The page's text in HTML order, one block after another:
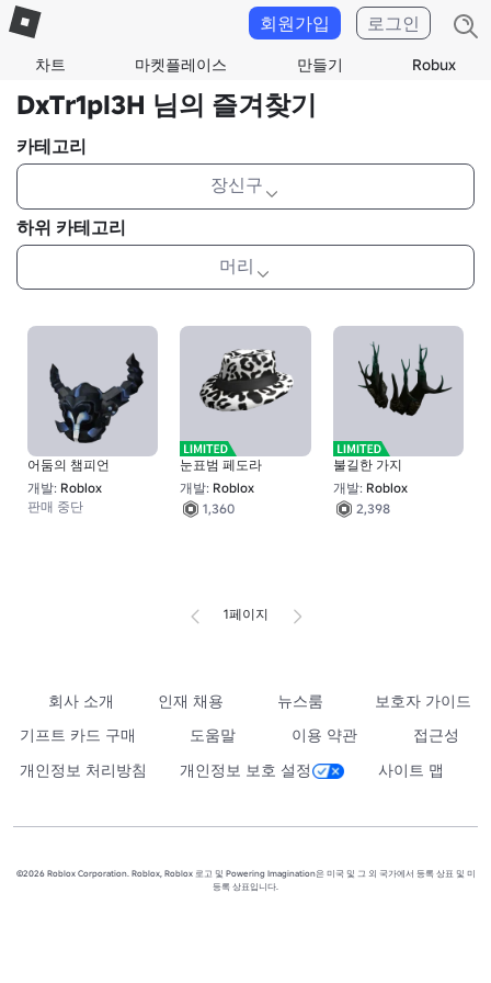
차트 마켓플레이스 만들기 Robux
회원가입 로그인
DxTr1pl3H 님의 즐겨찾기
카테고리
장신구
하위 카테고리
머리
어둠의 챔피언
개발: Roblox
판매 중단
눈표범 페도라
개발: Roblox
1,360
불길한 가지
개발: Roblox
2,398
1페이지
회사 소개 인재 채용 뉴스룸
보호자 가이드
기프트 카드 구매
도움말 이용 약관
접근성
개인정보 처리방침
개인정보 보호 설정 사이트 맵
©2026 Roblox Corporation. Roblox, Roblox 로고 및 Powering Imagination은 미국 및 그 외 국가에서 등록 상표 및 미
등록 상표입니다.